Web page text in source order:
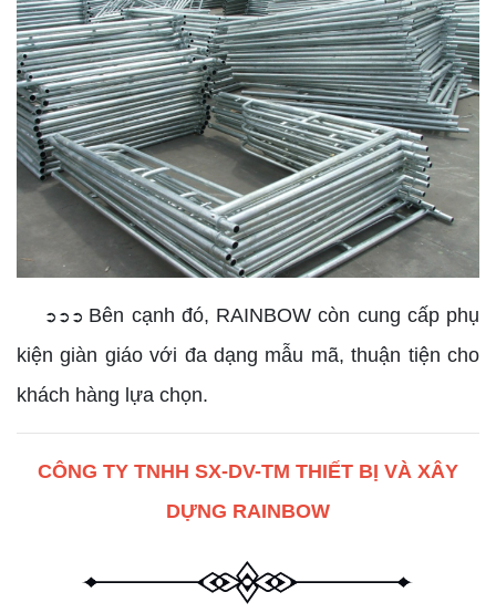
➲➲➲ Bên cạnh đó, RAINBOW còn cung cấp phụ
kiện giàn giáo với đa dạng mẫu mã, thuận tiện cho
khách hàng lựa chọn.
CÔNG TY TNHH SX-DV-TM THIẾT BỊ VÀ XÂY
DỰNG RAINBOW